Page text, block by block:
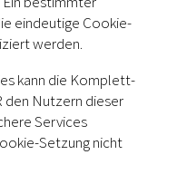
eindeutige Cookie-
werden.
kann die Komplett-
den Nutzern dieser
Services
Setzung nicht